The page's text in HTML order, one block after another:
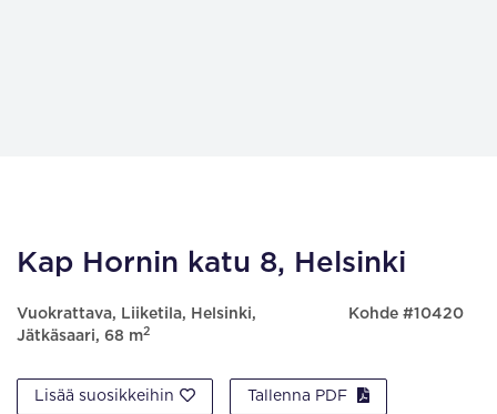
Kap Hornin katu 8, Helsinki
Vuokrattava, Liiketila, Helsinki,
Jätkäsaari, 68 m2
Kohde #10420
Lisää suosikkeihin Tallenna PDF